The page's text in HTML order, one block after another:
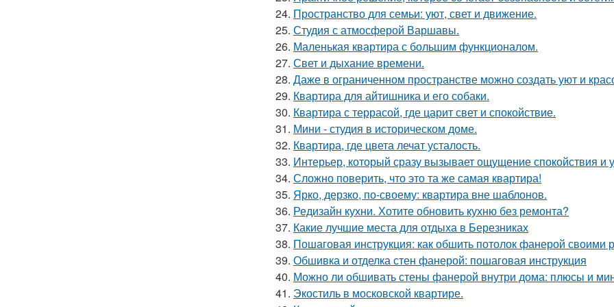
24. Пространство для семьи: уют, свет и движение.
25. Студия с атмосферой Варшавы.
26. Маленькая квартира с большим функционалом.
27. Свет и дыхание времени.
28. Даже в ограниченном пространстве можно создать уют и
29. Квартира для айтишника и его собаки.
30. Квартира с террасой, где царит свет и спокойствие.
31. Мини - студия в историческом доме.
32. Квартира, где цвета лечат усталость.
33. Интерьер, который сразу вызывает ощущение спокойствия и
34. Сложно поверить, что это та же самая квартира!
35. Ярко, дерзко, по-своему: квартира вне шаблонов.
36. Редизайн кухни. Хотите обновить кухню без ремонта?
37. Какие лучшие места для отдыха в Березниках
38. Пошаговая инструкция: как обшить потолок фанерой своими
39. Обшивка и отделка стен фанерой: пошаговая инструкция
40. Можно ли обшивать стены фанерой внутри дома: плюсы и
41. Экостиль в московской квартире.